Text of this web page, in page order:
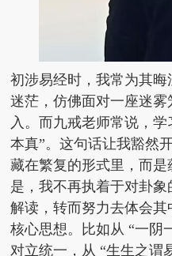
初涉易经时，我常为其晦
迷茫，仿佛面对一座迷
入。而九戒老师常说，
本真”。这句话让我豁然
藏在繁复的形式里，而
是，我不再执着于对卦
解读，转而努力去体会
核心思想。比如从 “一阴
对立统一，从 “生生之谓